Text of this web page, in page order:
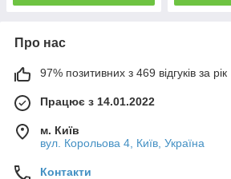
Про нас
97% позитивних з 469 відгуків за рік
Працює з 14.01.2022
м. Київ
вул. Корольова 4, Київ, Україна
Контакти